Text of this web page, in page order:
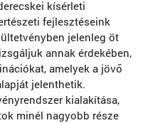
kísérleti
fejlesztéseink
jelenleg öt
annak érdekében,
amelyek a jövő
jelenthetik.
kialakítása,
minél nagyobb része